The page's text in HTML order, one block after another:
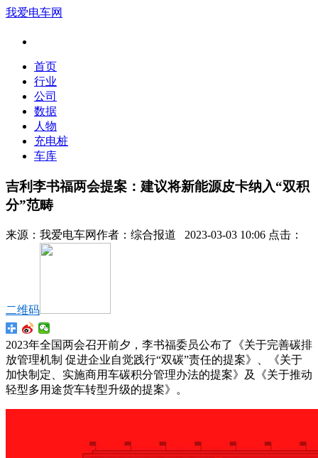
我爱电车网
首页
行业
公司
数据
人物
充电桩
车库
吉利李书福两会提案：建议将新能源皮卡纳入“双积
分”范畴
来源： 我爱电车网作者： 综合报道 2023-03-03 10:06 点击：
二维码
2023年全国两会召开前夕，李书福委员公布了《关于完善碳排
放管理机制 促进企业自觉践行“双碳”责任的提案》、《关于
加快制定、实施商用车碳积分管理办法的提案》及《关于推动
轻型多用途货车转型升级的提案》。